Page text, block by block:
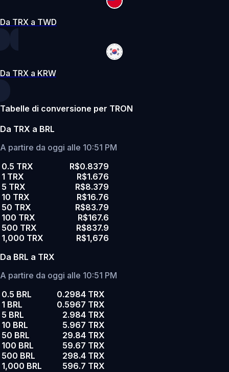
Da TRX a TWD
Da TRX a KRW
Tabelle di conversione per TRON
Da TRX a BRL
A partire da oggi alle 10:51 PM
0.5 TRX
R$0.8379
1 TRX
R$1.676
5 TRX
R$8.379
10 TRX
R$16.76
50 TRX
R$83.79
100 TRX
R$167.6
500 TRX
R$837.9
1,000 TRX
R$1,676
Da BRL a TRX
A partire da oggi alle 10:51 PM
0.5 BRL
0.2984 TRX
1 BRL
0.5967 TRX
5 BRL
2.984 TRX
10 BRL
5.967 TRX
50 BRL
29.84 TRX
100 BRL
59.67 TRX
500 BRL
298.4 TRX
1,000 BRL
596.7 TRX